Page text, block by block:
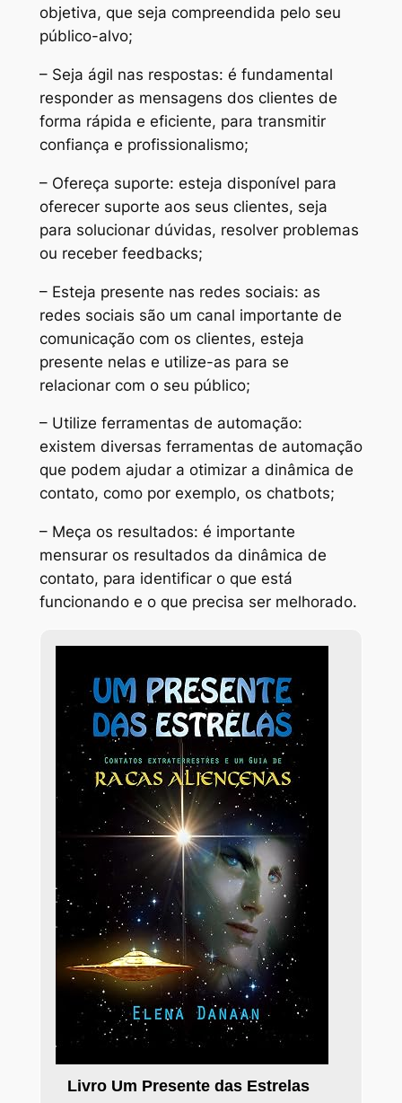
objetiva, que seja compreendida pelo seu
público-alvo;
– Seja ágil nas respostas: é fundamental
responder as mensagens dos clientes de
forma rápida e eficiente, para transmitir
confiança e profissionalismo;
– Ofereça suporte: esteja disponível para
oferecer suporte aos seus clientes, seja
para solucionar dúvidas, resolver problemas
ou receber feedbacks;
– Esteja presente nas redes sociais: as
redes sociais são um canal importante de
comunicação com os clientes, esteja
presente nelas e utilize-as para se
relacionar com o seu público;
– Utilize ferramentas de automação:
existem diversas ferramentas de automação
que podem ajudar a otimizar a dinâmica de
contato, como por exemplo, os chatbots;
– Meça os resultados: é importante
mensurar os resultados da dinâmica de
contato, para identificar o que está
funcionando e o que precisa ser melhorado.
Livro Um Presente das Estrelas